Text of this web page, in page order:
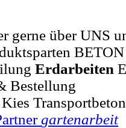
gerne über UNS
Erdarbeiten
Bestellung
gartenarbeit